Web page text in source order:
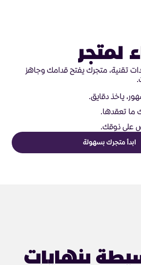
لمتجر
تقنية، متجرك يفتح قدامك وجاهز
ياخذ دقايق.
ما تعقدها.
على ذوقك.
ابدأ متجرك بسهولة
بنهايات